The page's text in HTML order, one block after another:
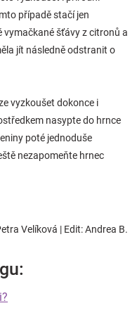
případě stačí jen
šťávy z citronů a
jít následně odstranit o
vyzkoušet dokonce i
nasypte do hrnce
poté jednoduše
nezapomeňte hrnec
Velíková | Edit: Andrea B.